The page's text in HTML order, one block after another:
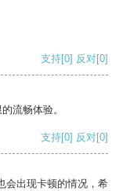
支持[0] 反对[0]
流畅体验。
支持[0] 反对[0]
会出现卡顿的情况，希